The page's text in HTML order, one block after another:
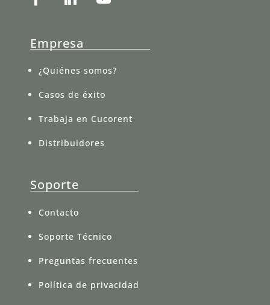
Empresa
¿Quiénes somos?
Casos de éxito
Trabaja en Cucorent
Distribuidores
Soporte
Contacto
Soporte Técnico
Preguntas frecuentes
Política de privacidad